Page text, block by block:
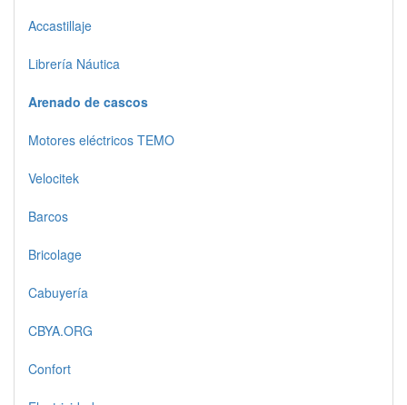
Accastillaje
Librería Náutica
Arenado de cascos
Motores eléctricos TEMO
Velocitek
Barcos
Bricolage
Cabuyería
CBYA.ORG
Confort